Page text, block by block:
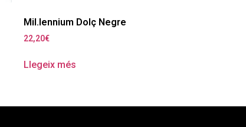
Mil.lennium Dolç Negre
22,20€
Llegeix més